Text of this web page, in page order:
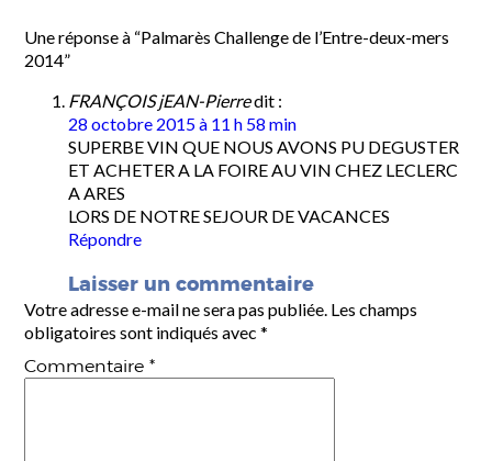
Une réponse à “Palmarès Challenge de l’Entre-deux-mers
2014”
FRANÇOIS jEAN-Pierredit :
28 octobre 2015 à 11 h 58 min
SUPERBE VIN QUE NOUS AVONS PU DEGUSTER
ET ACHETER A LA FOIRE AU VIN CHEZ LECLERC
A ARES
LORS DE NOTRE SEJOUR DE VACANCES
Répondre
Laisser un commentaire
Votre adresse e-mail ne sera pas publiée. Les champs
obligatoires sont indiqués avec*
Commentaire*